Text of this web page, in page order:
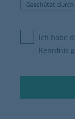
Geschützt durch
Ich habe
Kenntnis